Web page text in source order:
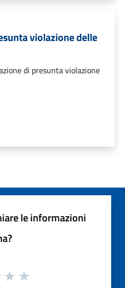
violazione delle
di presunta violazione
le informazioni